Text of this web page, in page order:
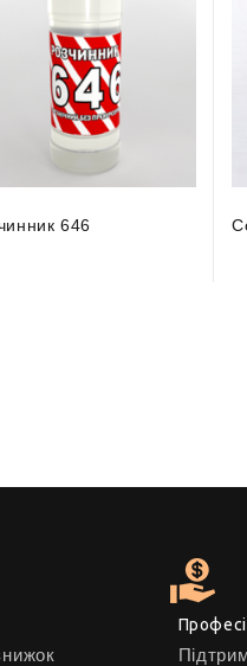
646